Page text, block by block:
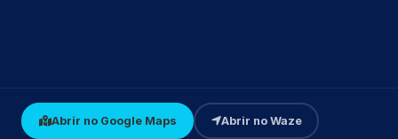
Abrir no Google Maps Abrir no Waze